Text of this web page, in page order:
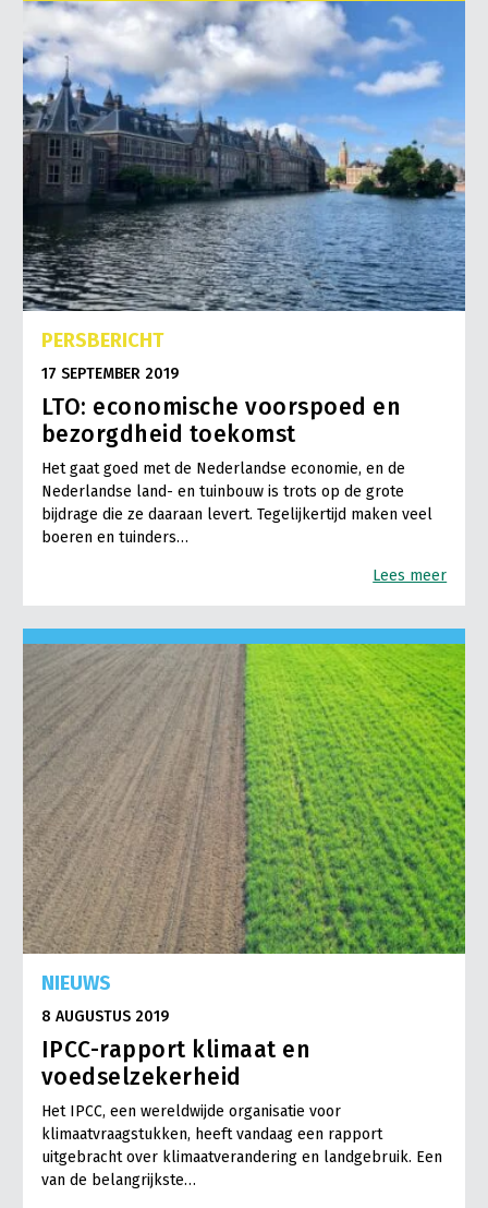
Konijnenhouderij
Melkveehouderij
Paardenhouderij
Pluimveehouderij
Schapenhouderij
Varkenshouderij
Vleesveehouderij
Bollenteelt
Bomen, vaste planten en zomerbloemen
Fruitteelt
Glastuinbouw
Paddenstoelen
Vollegrondsgroente
Vrouw en Bedrijf
Nieuws
Nieuwsabonnement
Webinars
Over LTO
LTO Nederland
Mensen
Bestuur en Directie
Medewerkers
Vakgroepbestuurders
Jaarverslag 2023
Vacatures
Pers
Contact
PERSBERICHT
17 SEPTEMBER 2019
LTO: economische voorspoed en
bezorgdheid toekomst
Het gaat goed met de Nederlandse economie, en de
Nederlandse land- en tuinbouw is trots op de grote
bijdrage die ze daaraan levert. Tegelijkertijd maken veel
boeren en tuinders…
Lees meer
NIEUWS
8 AUGUSTUS 2019
IPCC-rapport klimaat en
voedselzekerheid
Het IPCC, een wereldwijde organisatie voor
klimaatvraagstukken, heeft vandaag een rapport
uitgebracht over klimaatverandering en landgebruik. Een
van de belangrijkste…